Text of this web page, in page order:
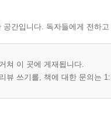
공간입니다. 독자들에게 전하
쳐 이 곳에 게재됩니다.
뷰 쓰기를, 책에 대한 문의는